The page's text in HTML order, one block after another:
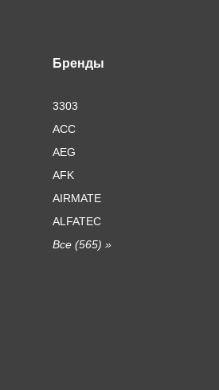
Бренды
3303
ACC
AEG
AFK
AIRMATE
ALFATEC
Все (565) »